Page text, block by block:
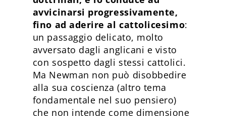
avvicinarsi progressivamente,
fino ad aderire al cattolicesimo:
un passaggio delicato, molto
avversato dagli anglicani e visto
con sospetto dagli stessi cattolici.
Ma Newman non può disobbedire
alla sua coscienza (altro tema
fondamentale nel suo pensiero)
che non intende come dimensione